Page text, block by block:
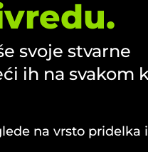
svoje stvarne
ih na svakom
na vrsto pridelka